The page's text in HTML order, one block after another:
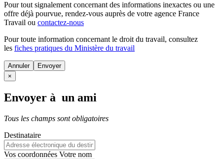
Pour tout signalement concernant des informations inexactes ou une
offre déjà pourvue, rendez-vous auprès de votre agence France
Travail ou contactez-nous
Pour toute information concernant le droit du travail, consultez
les fiches pratiques du Ministère du travail
Annuler
×
Envoyer à un ami
Tous les champs sont obligatoires
Destinataire
Vos coordonnées Votre nom